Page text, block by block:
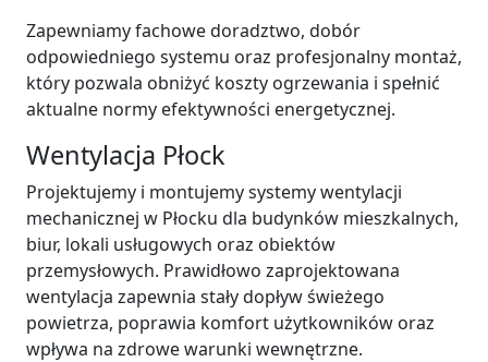
Zapewniamy fachowe doradztwo, dobór
odpowiedniego systemu oraz profesjonalny montaż,
który pozwala obniżyć koszty ogrzewania i spełnić
aktualne normy efektywności energetycznej.
Wentylacja Płock
Projektujemy i montujemy systemy wentylacji
mechanicznej w Płocku dla budynków mieszkalnych,
biur, lokali usługowych oraz obiektów
przemysłowych. Prawidłowo zaprojektowana
wentylacja zapewnia stały dopływ świeżego
powietrza, poprawia komfort użytkowników oraz
wpływa na zdrowe warunki wewnętrzne.